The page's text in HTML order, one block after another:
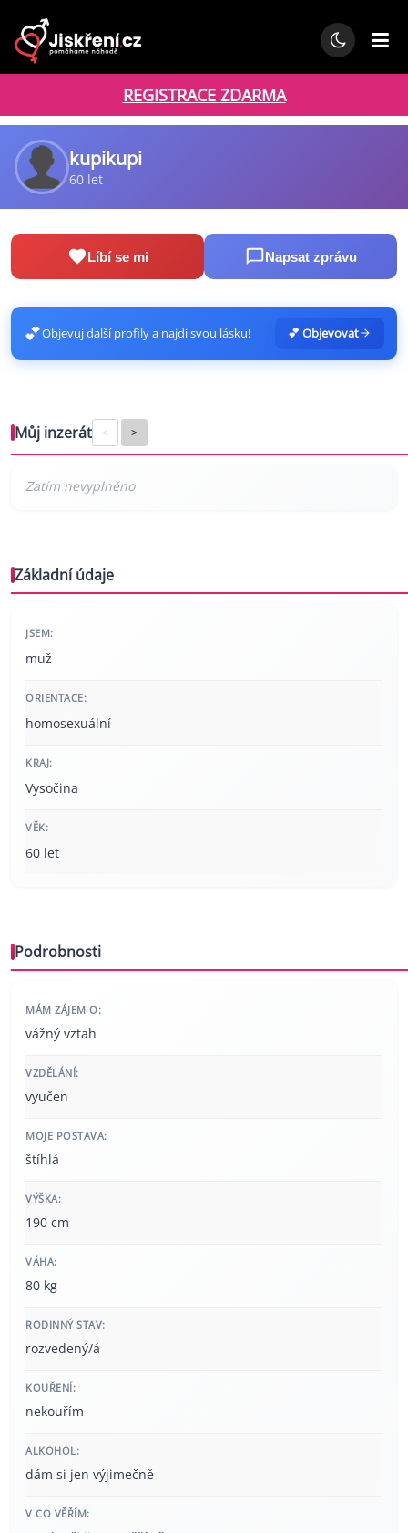
REGISTRACE ZDARMA
kupikupi
60 let
Líbí se mi Napsat zprávu
💕Objevuj další profily a najdi svou lásku! 💕 Objevovat
Můj inzerát < >
Základní údaje
JSEM:
muž
ORIENTACE:
homosexuální
KRAJ:
Vysočina
VĚK:
60 let
Podrobnosti
MÁM ZÁJEM O:
vážný vztah
VZDĚLÁNÍ:
vyučen
MOJE POSTAVA:
štíhlá
VÝŠKA:
190 cm
VÁHA:
80 kg
RODINNÝ STAV:
rozvedený/á
KOUŘENÍ:
nekouřím
ALKOHOL:
dám si jen výjimečně
V CO VĚŘÍM: